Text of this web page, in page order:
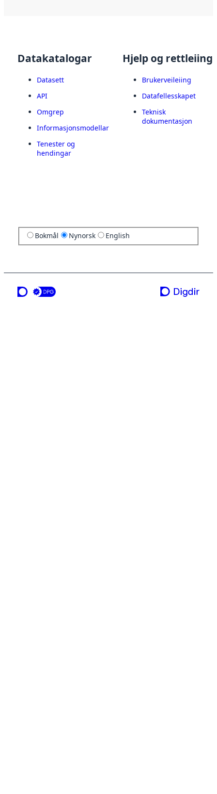
Datakatalogar
Datasett
API
Omgrep
Informasjonsmodellar
Tenester og
hendingar
Hjelp og rettleiing
Brukerveileiing
Datafellesskapet
Teknisk
dokumentasjon
Bokmål Nynorsk English